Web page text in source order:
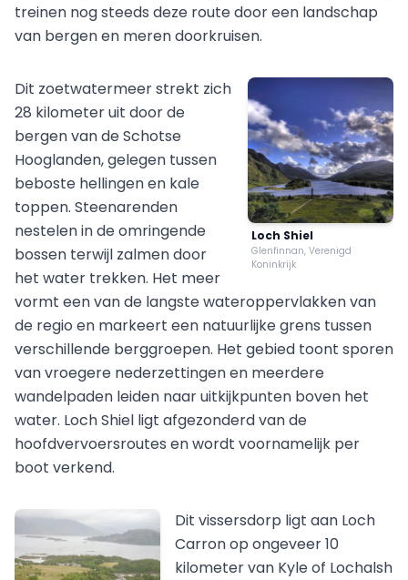
treinen nog steeds deze route door een landschap
van bergen en meren doorkruisen.
Loch Shiel
Glenfinnan, Verenigd
Koninkrijk
Dit zoetwatermeer strekt zich
28 kilometer uit door de
bergen van de Schotse
Hooglanden, gelegen tussen
beboste hellingen en kale
toppen. Steenarenden
nestelen in de omringende
bossen terwijl zalmen door
het water trekken. Het meer
vormt een van de langste wateroppervlakken van
de regio en markeert een natuurlijke grens tussen
verschillende berggroepen. Het gebied toont sporen
van vroegere nederzettingen en meerdere
wandelpaden leiden naar uitkijkpunten boven het
water. Loch Shiel ligt afgezonderd van de
hoofdvervoersroutes en wordt voornamelijk per
boot verkend.
Dit vissersdorp ligt aan Loch
Carron op ongeveer 10
kilometer van Kyle of Lochalsh